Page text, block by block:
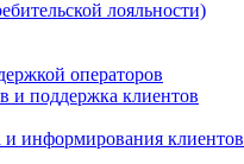
лояльности)
операторов
и поддержка клиентов
и информирования клиентов